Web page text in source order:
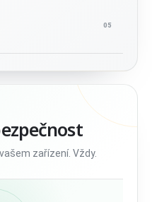
05
zařízení. Vždy.